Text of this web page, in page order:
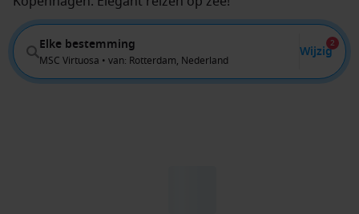
Elke bestemming
MSC Virtuosa • van: Rotterdam, Nederland
Wijzig
2